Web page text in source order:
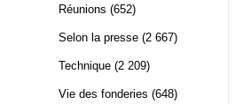
Réunions (652)
Selon la presse (2 667)
Technique (2 209)
Vie des fonderies (648)